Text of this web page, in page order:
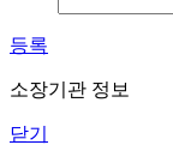
등록
소장기관 정보
닫기